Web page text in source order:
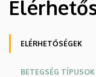
KLINIKAI
KÖZPONT
Oldalmenü
ELÉRHETŐSÉGEK
BETEGSÉG TÍPUSOK